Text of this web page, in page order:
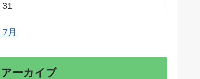
31
月
アーカイブ